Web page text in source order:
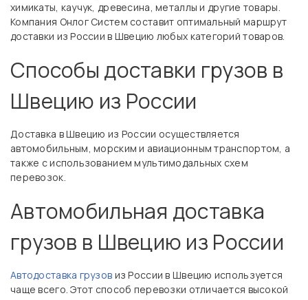
химикаты, каучук, древесина, металлы и другие товары.
Компания Онлог Систем составит оптимальный маршрут
доставки из России в Швецию любых категорий товаров.
Способы доставки грузов в
Швецию из России
Доставка в Швецию из России осуществляется
автомобильным, морским и авиационным транспортом, а
также с использованием мультимодальных схем
перевозок.
Автомобильная доставка
грузов в Швецию из России
Автодоставка грузов из России в Швецию используется
чаще всего. Этот способ перевозки отличается высокой